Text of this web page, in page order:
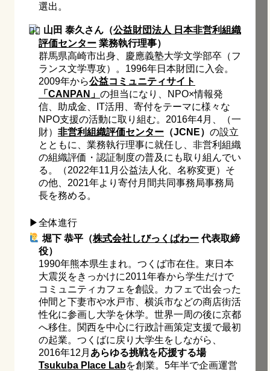
選出。
山田 泰久さん（公益財団法人 日本非営利組織
評価センター 業務執行理事）
群馬県高崎市出身、慶應義塾大学文学部卒（フ
ランス文学専攻）。1996年日本財団に入会。
2009年から公益コミュニティサイト
「CANPAN」 の担当になり、NPO×情報発
信、助成金、IT活用、寄付をテーマに様々な
NPO支援の活動に取り組む。2016年4月、（一
財） 非営利組織評価センター （JCNE） の設立
とともに、業務執行理事に就任し、非営利組織
の組織評価・認証制度の普及にも取り組んでい
る。（2022年11月公益法人化、名称変更）そ
の他、2021年より寄付月間共同事務局事務局
長を務める。
▶︎全体進行
堀下 恭平（株式会社しびっくぱわー代表取締
役）
1990年熊本県生まれ。つくば市在住。東日本
大震災をきっかけに2011年春から学生だけで
コミュニティカフェを創設。カフェで出会った
仲間と下妻市や水戸市、横浜市などの商店街活
性化に参画し大学を休学。世界一周の後に京都
へ移住。関西を中心に行政計画策定支援で最初
の起業。つくばに戻り大学生をしながら、
2016年12月 あらゆる挑戦を応援する場
Tsukuba Place Labを創業。5年半で企画運営